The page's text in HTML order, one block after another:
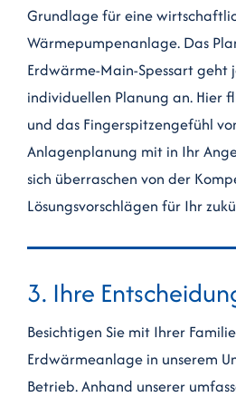
Grundlage für eine
Wärmepumpenanlage. Das
Erdwärme-Main-Spessart geht
individuellen Planung an. Hier
und das Finger­spitzen­gefühl
Anlagenplanung mit in Ihr
sich überraschen von der
Lösungsvorschlägen für Ihr
3. Ihre
Besichtigen Sie mit Ihrer
Erdwärmeanlage in unserem
Betrieb. Anhand unserer